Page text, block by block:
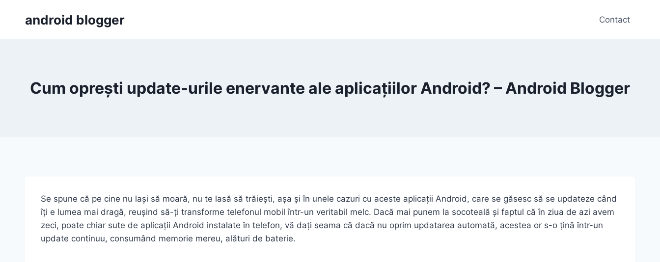
android blogger Contact
Cum oprești update-urile enervante ale aplicațiilor Android? – Android Blogger
Se spune că pe cine nu lași să moară, nu te lasă să trăiești, așa și în unele cazuri cu aceste aplicații Android, care se găsesc să se updateze când
îți e lumea mai dragă, reușind să-ți transforme telefonul mobil într-un veritabil melc. Dacă mai punem la socoteală și faptul că în ziua de azi avem
zeci, poate chiar sute de aplicații Android instalate în telefon, vă dați seama că dacă nu oprim updatarea automată, acestea or s-o țină într-un
update continuu, consumând memorie mereu, alături de baterie.